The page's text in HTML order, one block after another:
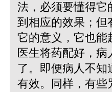
法，必须要懂得它
到相应的效果；但
它的意义，它也能
医生将药配好，
了。即便病人不
有效。同样，有些